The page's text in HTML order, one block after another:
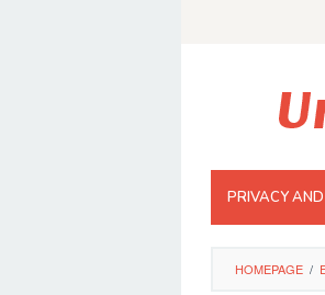
PRIVACY
HOMEPAGE /